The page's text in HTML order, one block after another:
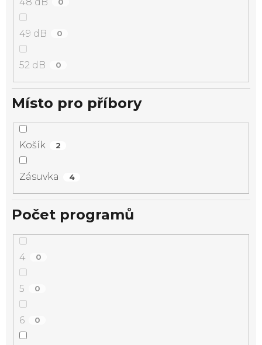
49 dB 0
52 dB 0
Místo pro příbory
Košík 2
Zásuvka 4
Počet programů
4 0
5 0
6 0